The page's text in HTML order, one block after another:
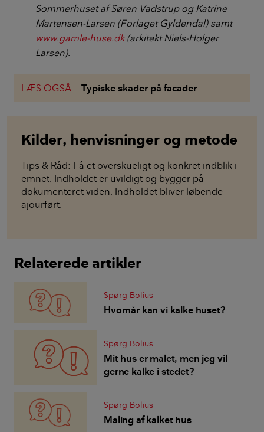
Sommerhuset af Søren Vadstrup og Katrine
Martensen-Larsen (Forlaget Gyldendal) samt
www.gamle-huse.dk(arkitekt Niels-Holger
Larsen).
LÆS OGSÅ: Typiske skader på facader
Kilder, henvisninger og metode
Tips & Råd: Få et overskueligt og konkret indblik i
emnet. Indholdet er uvildigt og bygger på
dokumenteret viden. Indholdet bliver løbende
ajourført.
Relaterede artikler
Spørg Bolius
Hvornår kan vi kalke huset?
Spørg Bolius
Mit hus er malet, men jeg vil
gerne kalke i stedet?
Spørg Bolius
Maling af kalket hus